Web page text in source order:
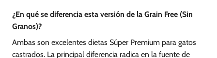
¿En qué se diferencia esta versión de la Grain Free (Sin
Granos)?
Ambas son excelentes dietas Súper Premium para gatos
castrados. La principal diferencia radica en la fuente de